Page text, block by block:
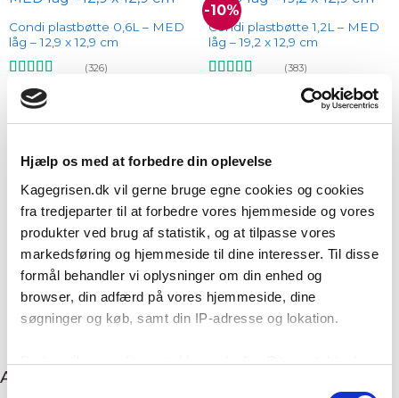
Hjælp os med at forbedre din oplevelse
Kagegrisen.dk vil gerne bruge egne cookies og cookies
fra tredjeparter til at forbedre vores hjemmeside og vores
produkter ved brug af statistik, og at tilpasse vores
markedsføring og hjemmeside til dine interesser. Til disse
formål behandler vi oplysninger om din enhed og
browser, din adfærd på vores hjemmeside, dine
søgninger og køb, samt din IP-adresse og lokation.
Du kan tilpasse dit samtykke nedenfor. Dit samtykke kan
wishlist
Condi plastbøtte 0,6L – MED
låg – 12,9 x 12,9 cm
Vurderet
4.93ud af 5
(326)
8,95kr.
-10%
wishlist
Condi plastbøtte 1,2L – MED
låg – 19,2 x 12,9 cm
(383)
oprindelige
var:
Den
aktuelle
er:
Add to
Condi plastbøtte 5L – MED
låg – 19,5 x 19,5 cm
Vurderet
4.93ud af 5
(250)
19,95
TILFØJ TIL KURV
Add to
BAM Chokolade lys, 1 kg –
(35,1%)
Vurderet
4.79ud af 5
229,95 kr.
TILFØJ TIL KURV
Anbefaling til dig